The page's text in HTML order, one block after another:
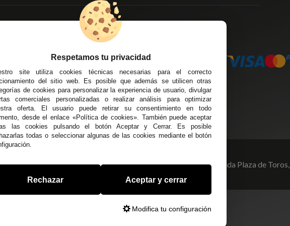
y Devoluciones
y
Generales
de Cookies
DELEGACIONES
Écija - Sevilla
Av. Plaza de Toros. Local 3
Córdoba
C/ Ingeniero Iribarren, 14
Alzira - Valencia
C/ Esplugues, 135
/955 44 45 44 info@steielectronica.com Avenida Plaza de Toros,
info@steielectronica.com
Respetamos tu privacidad
site utiliza cookies técnicas necesarias para el correcto
del sitio web. Es posible que además se utilicen otras
de cookies para personalizar la experiencia de usuario, divulgar
comerciales personalizadas o realizar análisis para optimizar
oferta. El usuario puede retirar su consentimiento en todo
desde el enlace «Política de cookies». También puede aceptar
las cookies pulsando el botón Aceptar y Cerrar. Es posible
todas o seleccionar algunas de las cookies mediante el botón
Rechazar Aceptar y cerrar
Modifica tu configuración